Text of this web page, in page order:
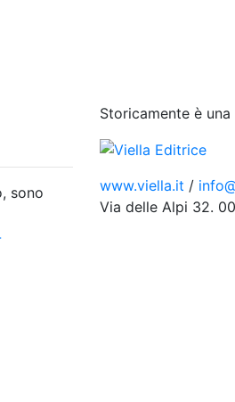
sono
Storicamente è
www.viella.it /
Via delle Alpi 32.